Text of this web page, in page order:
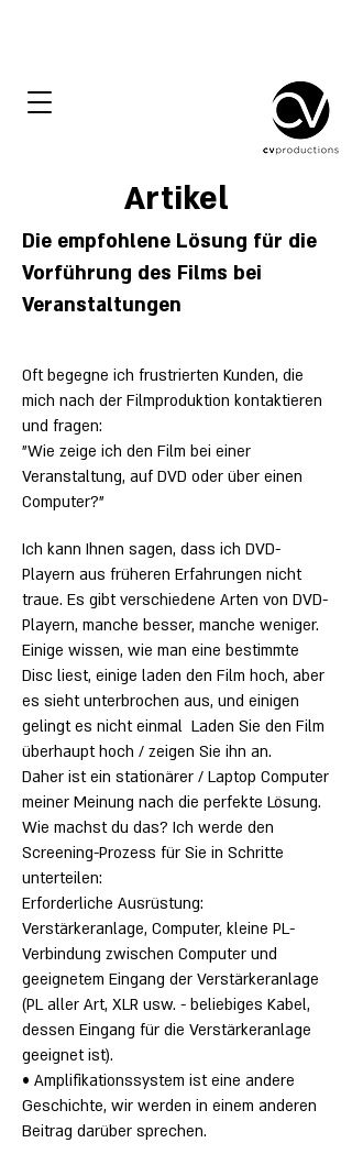
Artikel
Die empfohlene Lösung für die
Vorführung des Films bei
Veranstaltungen
Oft begegne ich frustrierten Kunden, die
mich nach der Filmproduktion kontaktieren
und fragen:
"Wie zeige ich den Film bei einer
Veranstaltung, auf DVD oder über einen
Computer?"
Ich kann Ihnen sagen, dass ich DVD-
Playern aus früheren Erfahrungen nicht
traue. Es gibt verschiedene Arten von DVD-
Playern, manche besser, manche weniger.
Einige wissen, wie man eine bestimmte
Disc liest, einige laden den Film hoch, aber
es sieht unterbrochen aus, und einigen
gelingt es nicht einmal Laden Sie den Film
überhaupt hoch / zeigen Sie ihn an.
Daher ist ein stationärer / Laptop Computer
meiner Meinung nach die perfekte Lösung.
Wie machst du das? Ich werde den
Screening-Prozess für Sie in Schritte
unterteilen:
Erforderliche Ausrüstung:
Verstärkeranlage, Computer, kleine PL-
Verbindung zwischen Computer und
geeignetem Eingang der Verstärkeranlage
(PL aller Art, XLR usw. - beliebiges Kabel,
dessen Eingang für die Verstärkeranlage
geeignet ist).
• Amplifikationssystem ist eine andere
Geschichte, wir werden in einem anderen
Beitrag darüber sprechen.